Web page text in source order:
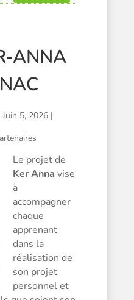
ANNA
Juin 5, 2026|
Le projet de
Ker Anna vise
à
accompagner
chaque
apprenant
dans la
réalisation de
son projet
personnel et